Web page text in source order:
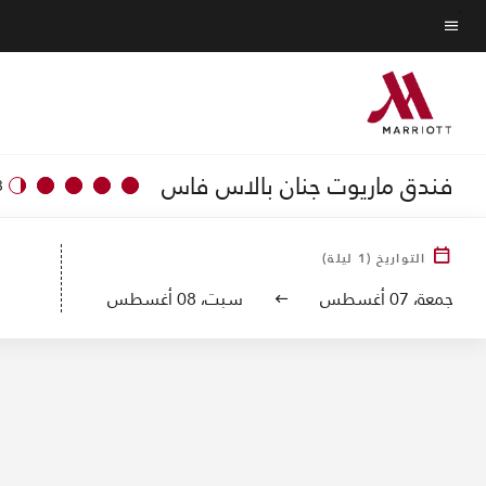
Skip
to
content
نص القائمة
فندق ماريوت جنان بالاس فاس
التواريخ (
1 ليلة)
جمعة، 07 أغسطس سبت، 08 أغسطس